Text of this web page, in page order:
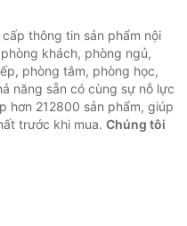
thông tin sản phẩm nội
khách, phòng ngủ,
phòng tắm, phòng học,
năng sẵn có cùng sự nỗ lực
hơn 212800 sản phẩm, giúp
trước khi mua. Chúng tôi